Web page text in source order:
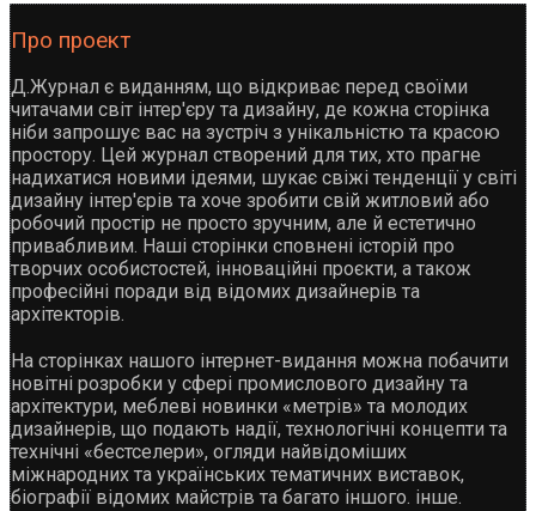
Про проект
Д.Журнал є виданням, що відкриває перед своїми
читачами світ інтер'єру та дизайну, де кожна сторінка
ніби запрошує вас на зустріч з унікальністю та красою
простору. Цей журнал створений для тих, хто прагне
надихатися новими ідеями, шукає свіжі тенденції у світі
дизайну інтер'єрів та хоче зробити свій житловий або
робочий простір не просто зручним, але й естетично
привабливим. Наші сторінки сповнені історій про
творчих особистостей, інноваційні проєкти, а також
професійні поради від відомих дизайнерів та
архітекторів.
На сторінках нашого інтернет-видання можна побачити
новітні розробки у сфері промислового дизайну та
архітектури, меблеві новинки «метрів» та молодих
дизайнерів, що подають надії, технологічні концепти та
технічні «бестселери», огляди найвідоміших
міжнародних та українських тематичних виставок,
біографії відомих майстрів та багато іншого. інше.